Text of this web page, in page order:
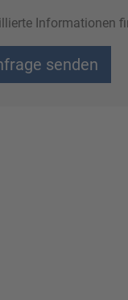
Informationen